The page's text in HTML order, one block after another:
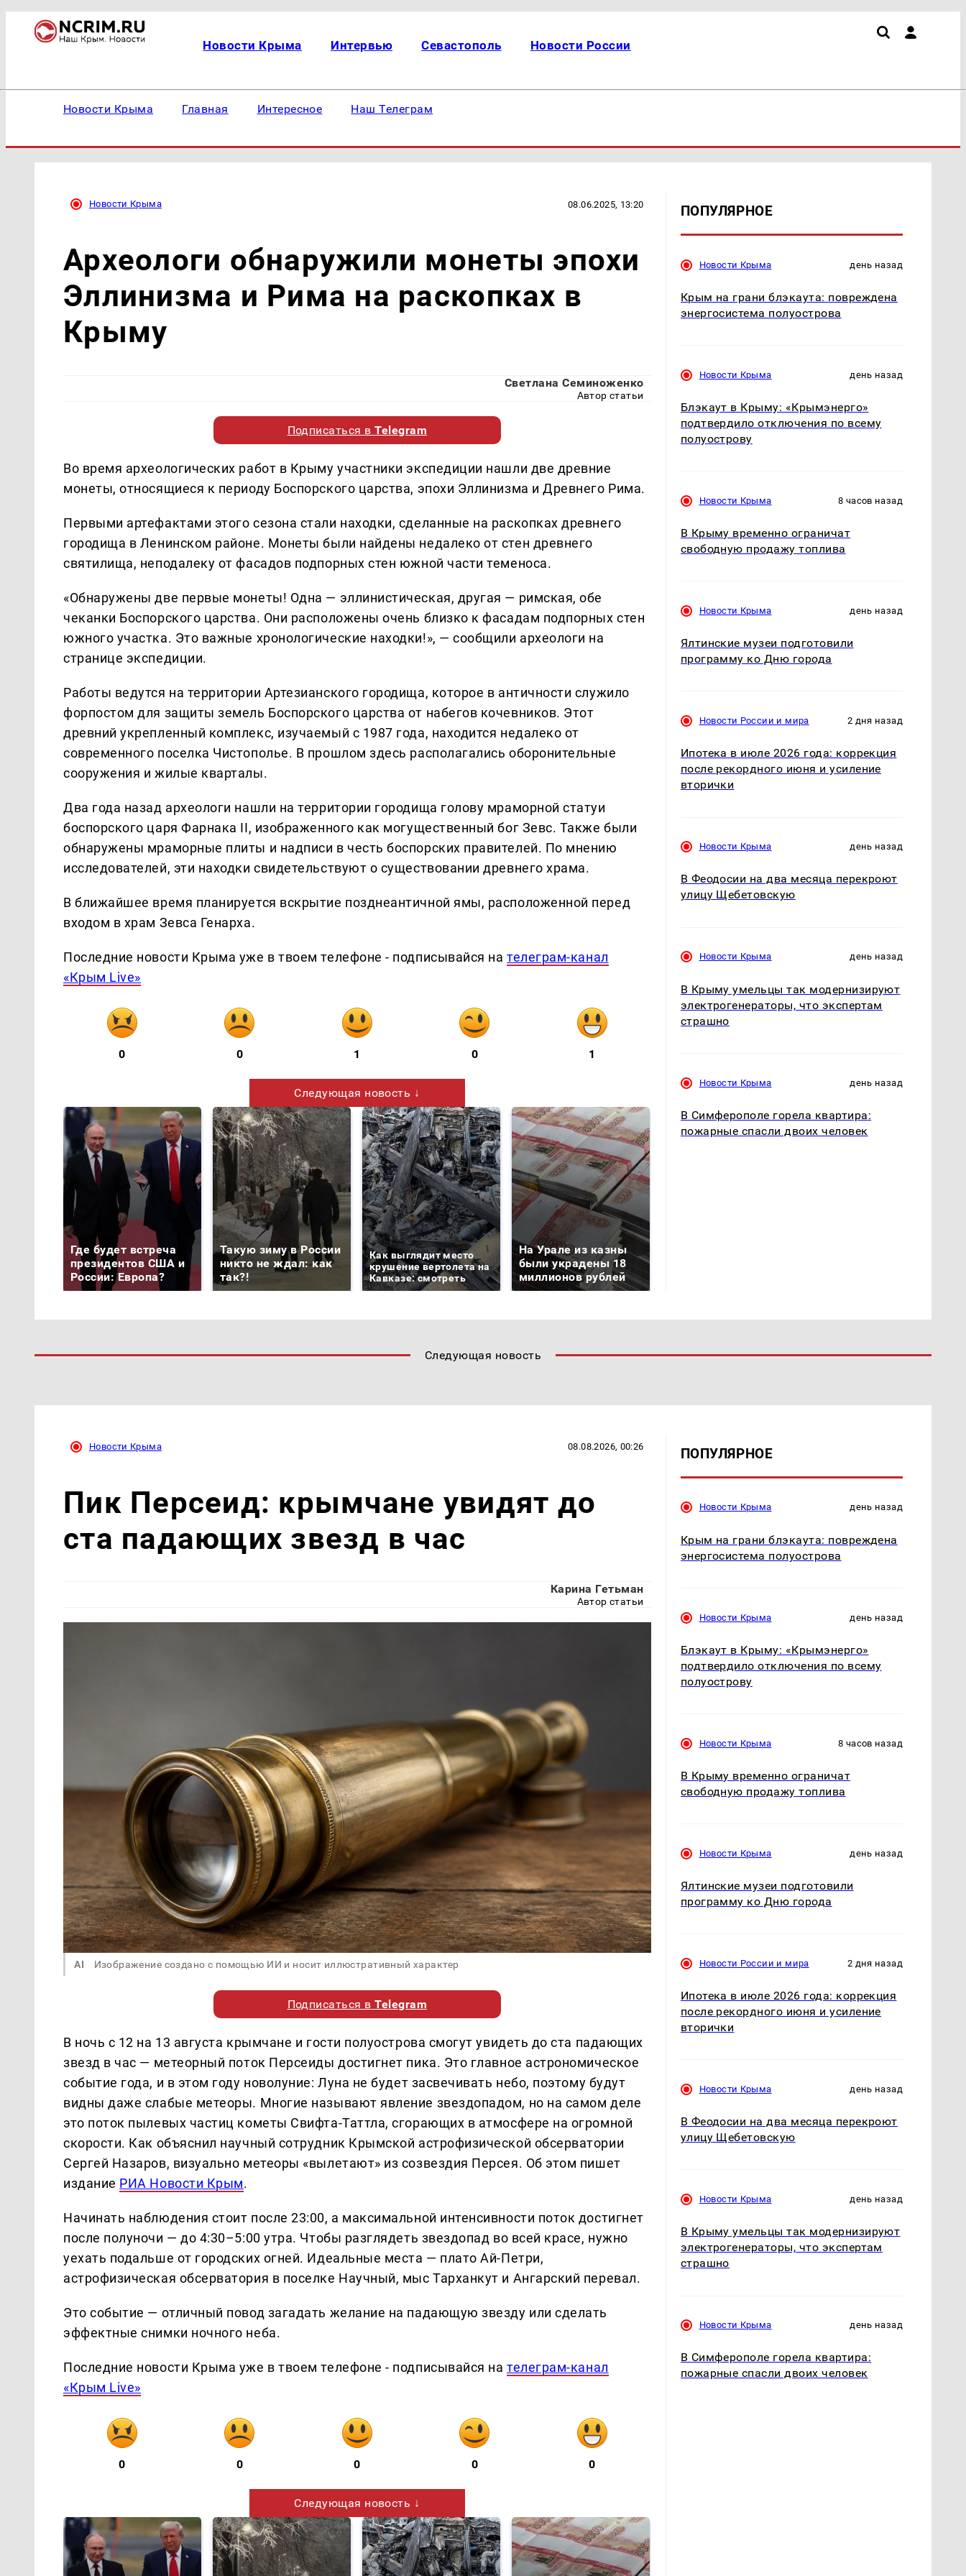
Новости Крыма Интервью Севастополь Новости России
Новости Крыма Главная Интересное Наш Телеграм
Новости Крыма 08.06.2025, 13:20
Археологи обнаружили монеты эпохи
Эллинизма и Рима на раскопках в
Крыму
Светлана Семиноженко
Автор статьи
Подписаться вTelegram
Во время археологических работ в Крыму участники экспедиции нашли две древние
монеты, относящиеся к периоду Боспорского царства, эпохи Эллинизма и Древнего Рима.
Первыми артефактами этого сезона стали находки, сделанные на раскопках древнего
городища в Ленинском районе. Монеты были найдены недалеко от стен древнего
святилища, неподалеку от фасадов подпорных стен южной части теменоса.
«Обнаружены две первые монеты! Одна — эллинистическая, другая — римская, обе
чеканки Боспорского царства. Они расположены очень близко к фасадам подпорных стен
южного участка. Это важные хронологические находки!», — сообщили археологи на
странице экспедиции.
Работы ведутся на территории Артезианского городища, которое в античности служило
форпостом для защиты земель Боспорского царства от набегов кочевников. Этот
древний укрепленный комплекс, изучаемый с 1987 года, находится недалеко от
современного поселка Чистополье. В прошлом здесь располагались оборонительные
сооружения и жилые кварталы.
Два года назад археологи нашли на территории городища голову мраморной статуи
боспорского царя Фарнака II, изображенного как могущественный бог Зевс. Также были
обнаружены мраморные плиты и надписи в честь боспорских правителей. По мнению
исследователей, эти находки свидетельствуют о существовании древнего храма.
В ближайшее время планируется вскрытие позднеантичной ямы, расположенной перед
входом в храм Зевса Генарха.
Последние новости Крыма уже в твоем телефоне - подписывайся нателеграм-канал
«Крым Live»
0 0 1 0 1
Следующая новость ↓
Где будет встреча
президентов США и
России: Европа?
Такую зиму в России
никто не ждал: как
так?!
Как выглядит место
крушение вертолета на
Кавказе: смотреть
На Урале из казны
были украдены 18
миллионов рублей
ПОПУЛЯРНОЕ
Новости Крыма день назад
Крым на грани блэкаута: повреждена
энергосистема полуострова
Новости Крыма день назад
Блэкаут в Крыму: «Крымэнерго»
подтвердило отключения по всему
полуострову
Новости Крыма 8 часов назад
В Крыму временно ограничат
свободную продажу топлива
Новости Крыма день назад
Ялтинские музеи подготовили
программу ко Дню города
Новости России и мира 2 дня назад
Ипотека в июле 2026 года: коррекция
после рекордного июня и усиление
вторички
Новости Крыма день назад
В Феодосии на два месяца перекроют
улицу Щебетовскую
Новости Крыма день назад
В Крыму умельцы так модернизируют
электрогенераторы, что экспертам
страшно
Новости Крыма день назад
В Симферополе горела квартира:
пожарные спасли двоих человек
Следующая новость
Новости Крыма 08.08.2026, 00:26
Пик Персеид: крымчане увидят до
ста падающих звезд в час
Карина Гетьман
Автор статьи
AI Изображение создано с помощью ИИ и носит иллюстративный характер
Подписаться вTelegram
В ночь с 12 на 13 августа крымчане и гости полуострова смогут увидеть до ста падающих
звезд в час — метеорный поток Персеиды достигнет пика. Это главное астрономическое
событие года, и в этом году новолуние: Луна не будет засвечивать небо, поэтому будут
видны даже слабые метеоры. Многие называют явление звездопадом, но на самом деле
это поток пылевых частиц кометы Свифта-Таттла, сгорающих в атмосфере на огромной
скорости. Как объяснил научный сотрудник Крымской астрофизической обсерватории
Сергей Назаров, визуально метеоры «вылетают» из созвездия Персея. Об этом пишет
издание РИА Новости Крым.
Начинать наблюдения стоит после 23:00, а максимальной интенсивности поток достигнет
после полуночи — до 4:30–5:00 утра. Чтобы разглядеть звездопад во всей красе, нужно
уехать подальше от городских огней. Идеальные места — плато Ай-Петри,
астрофизическая обсерватория в поселке Научный, мыс Тарханкут и Ангарский перевал.
Это событие — отличный повод загадать желание на падающую звезду или сделать
эффектные снимки ночного неба.
Последние новости Крыма уже в твоем телефоне - подписывайся нателеграм-канал
«Крым Live»
0 0 0 0 0
Следующая новость ↓
ПОПУЛЯРНОЕ
Новости Крыма день назад
Крым на грани блэкаута: повреждена
энергосистема полуострова
Новости Крыма день назад
Блэкаут в Крыму: «Крымэнерго»
подтвердило отключения по всему
полуострову
Новости Крыма 8 часов назад
В Крыму временно ограничат
свободную продажу топлива
Новости Крыма день назад
Ялтинские музеи подготовили
программу ко Дню города
Новости России и мира 2 дня назад
Ипотека в июле 2026 года: коррекция
после рекордного июня и усиление
вторички
Новости Крыма день назад
В Феодосии на два месяца перекроют
улицу Щебетовскую
Новости Крыма день назад
В Крыму умельцы так модернизируют
электрогенераторы, что экспертам
страшно
Новости Крыма день назад
В Симферополе горела квартира:
пожарные спасли двоих человек